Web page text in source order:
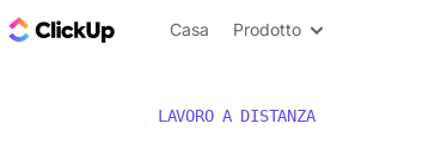
Blog di ClickUp
Casa Prodotto
LAVORO A DISTANZA